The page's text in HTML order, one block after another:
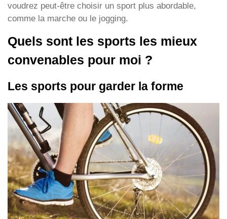
voudrez peut-être choisir un sport plus abordable,
comme la marche ou le jogging.
Quels sont les sports les mieux
convenables pour moi ?
Les sports pour garder la forme